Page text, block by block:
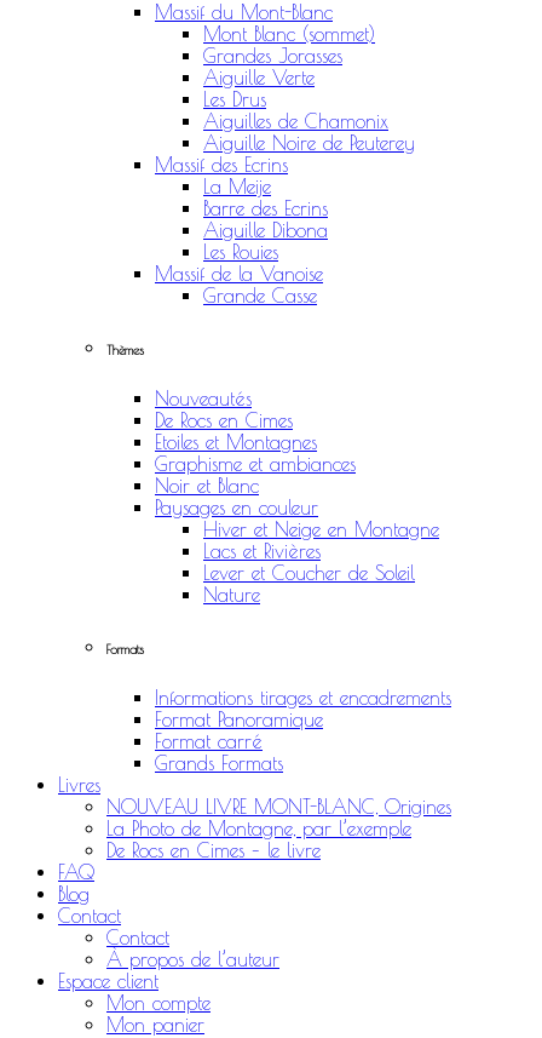
Massif du Mont-Blanc
Mont Blanc (sommet)
Grandes Jorasses
Aiguille Verte
Les Drus
Aiguilles de Chamonix
Aiguille Noire de Peuterey
Massif des Ecrins
La Meije
Barre des Ecrins
Aiguille Dibona
Les Rouies
Massif de la Vanoise
Grande Casse
Thèmes
Nouveautés
De Rocs en Cimes
Etoiles et Montagnes
Graphisme et ambiances
Noir et Blanc
Paysages en couleur
Hiver et Neige en Montagne
Lacs et Rivières
Lever et Coucher de Soleil
Nature
Formats
Informations tirages et encadrements
Format Panoramique
Format carré
Grands Formats
Livres
NOUVEAU LIVRE MONT-BLANC, Origines
La Photo de Montagne, par l’exemple
De Rocs en Cimes – le livre
FAQ
Blog
Contact
Contact
À propos de l’auteur
Espace client
Mon compte
Mon panier